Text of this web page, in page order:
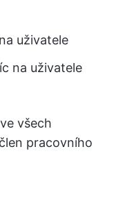
uživatele
na uživatele
všech
pracovního